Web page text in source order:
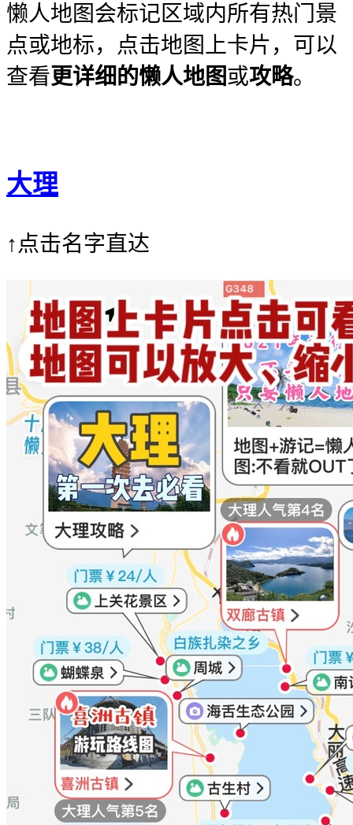
懒人地图会标记区域内所有热门景
点或地标，点击地图上卡片，可以
查看更详细的懒人地图或攻略。
大理
↑点击名字直达